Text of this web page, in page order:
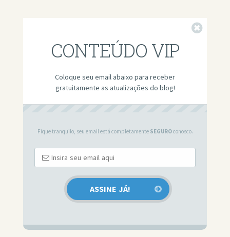
CONTEÚDO VIP
Coloque seu email abaixo para receber
gratuitamente as atualizações do blog!
Fique tranquilo, seu email está completamente SEGUROconosco.